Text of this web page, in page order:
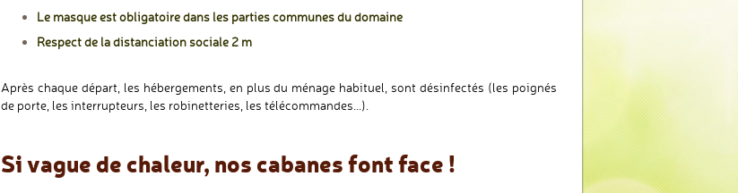
Le masque est obligatoire dans les parties communes du domaine
Respect de la distanciation sociale 2 m
Après chaque départ, les hébergements, en plus du ménage habituel, sont désinfectés (les poignés
de porte, les interrupteurs, les robinetteries, les télécommandes...).
Si vague de chaleur, nos cabanes font face !